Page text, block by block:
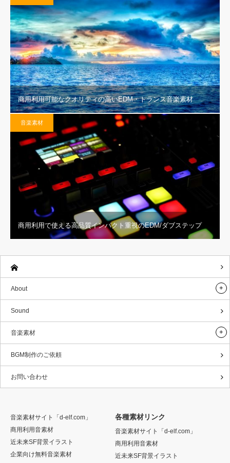
商用利用可能なクオリティの高いEDM・トランス音楽素材
音楽素材
商用利用で使える高品質インパクト重視のEDM/ダブステップ
About
Sound
音楽素材
BGM制作のご依頼
お問い合わせ
音楽素材サイト「d-elf.com」
商用利用音素材
近未来SF背景イラスト
企業向け無料音楽素材
各種素材リンク
音楽素材サイト「d-elf.com」
商用利用音素材
近未来SF背景イラスト